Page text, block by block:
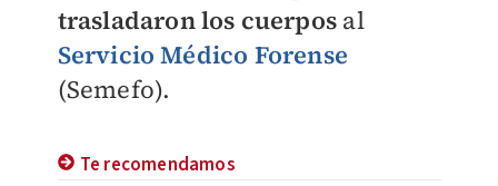
trasladaron los cuerpos al
Servicio Médico Forense
(Semefo).
Te recomendamos